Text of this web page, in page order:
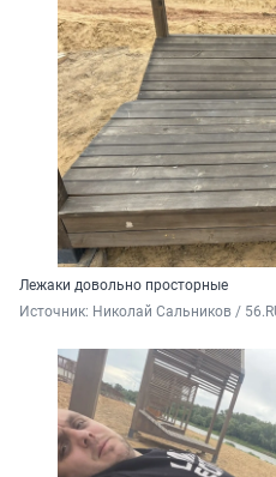
Лежаки довольно просторные
Источник: Николай Сальников /